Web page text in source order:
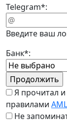
Telegram*:
Введите ваш
Банк*:
Я прочитал и
правилами
Не